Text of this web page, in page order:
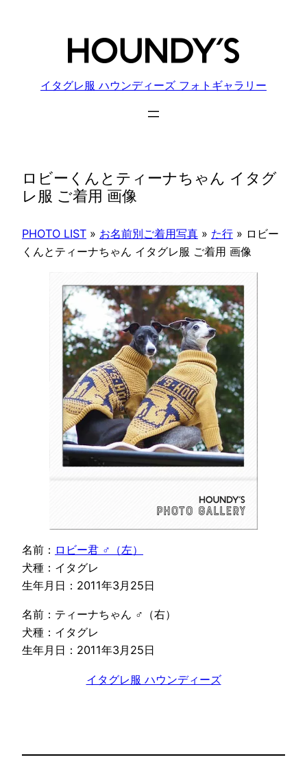
イタグレ服 ハウンディーズ フォトギャラリー
ロビーくんとティーナちゃん イタグ
レ服 ご着用 画像
PHOTO LIST » お名前別ご着用写真 » た行 » ロビー
くんとティーナちゃん イタグレ服 ご着用 画像
名前： ロビー君 ♂（左）
犬種：イタグレ
生年月日：2011年3月25日
名前：ティーナちゃん ♂（右）
犬種：イタグレ
生年月日：2011年3月25日
イタグレ服 ハウンディーズ